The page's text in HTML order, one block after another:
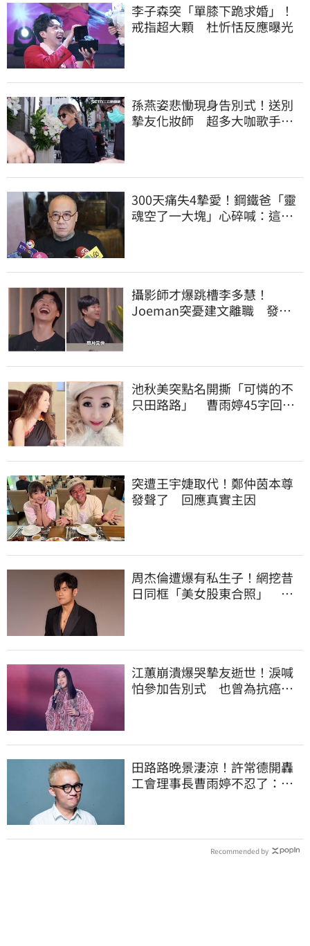
李子森突「單膝下跪求婚」！
戒指超大顆 杜忻恬反應曝光
孫燕姿悲慟現身告別式！送別
摯友化妝師 超多大咖歌手全
300天痛失4摯愛！鋼鐵爸「靈
魂空了一大塊」心碎喊：這輩
攝影師才爆跳槽李多慧！
Joeman突憂建文離職 發聲
池秋美突點名開撕「可憐的不
只田路路」 曹雨婷45字回應
突遭王宇婕取代！鄭仲茵本尊
發聲了 回應真實主因
周杰倫遭爆有私生子！網挖昔
日同框「美女股東合照」 杰
江蕙崩潰爆哭摯友逝世！淚喊
怕參加告別式 也曾為抗癌辛
田路路晚景淒涼！許常德開轟
工會理事長曹雨婷不忍了：別
Recommended by